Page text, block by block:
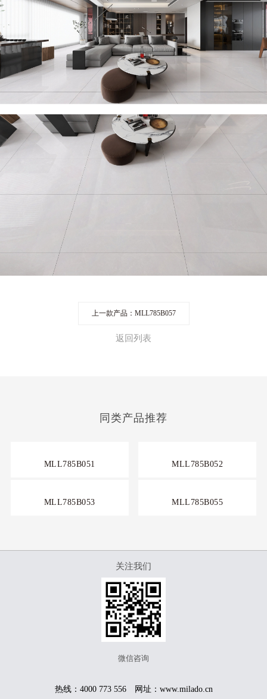
上一款产品：MLL785B057
返回列表
同类产品推荐
MLL785B051 MLL785B052
MLL785B053 MLL785B055
关注我们
微信咨询
热线：4000 773 556 网址：www.milado.cn